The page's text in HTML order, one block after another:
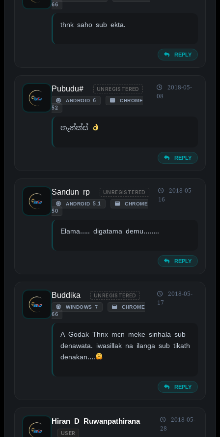
66
thnk saho sub ekta.
REPLY
Pubudu# UNREGISTERED
ANDROID 6
CHROME
52
2018-05-
08
තෑන්ක්ස්
REPLY
Sandun rp UNREGISTERED
ANDROID 5.1
CHROME
50
2018-05-
16
Elama….. digatama demu……..
REPLY
Buddika UNREGISTERED
WINDOWS 7
CHROME
66
2018-05-
17
A Godak Thnx mcn meke sinhala sub
denawata. iwasillak na ilanga sub tikath
denakan….
REPLY
Hiran D Ruwanpathirana
USER
2018-05-
28